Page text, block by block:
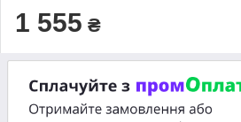
1 555 ₴